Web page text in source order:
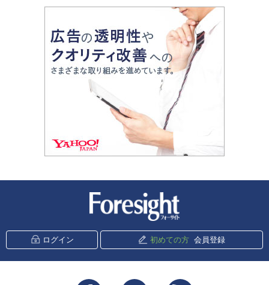
ログイン 初めての方 会員登録